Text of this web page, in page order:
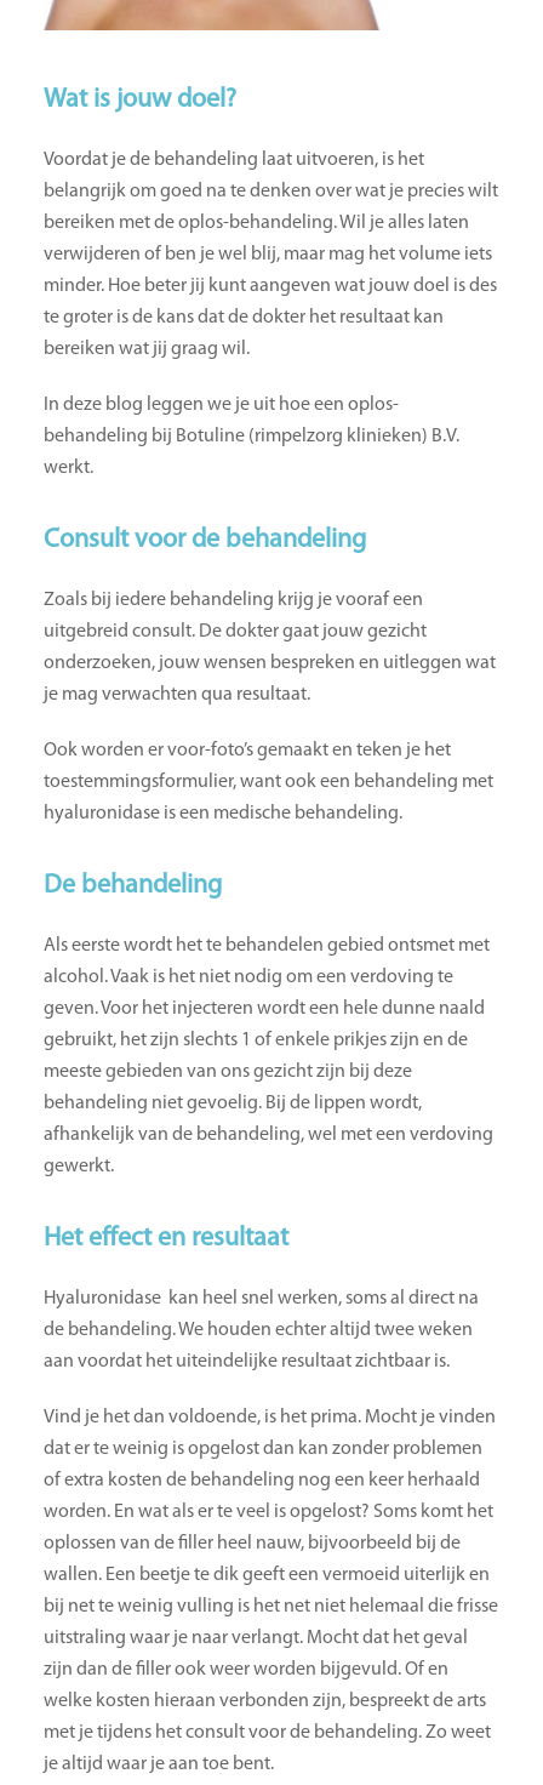
Wat is jouw doel?
Voordat je de behandeling laat uitvoeren, is het
belangrijk om goed na te denken over wat je precies wilt
bereiken met de oplos-behandeling. Wil je alles laten
verwijderen of ben je wel blij, maar mag het volume iets
minder. Hoe beter jij kunt aangeven wat jouw doel is des
te groter is de kans dat de dokter het resultaat kan
bereiken wat jij graag wil.
In deze blog leggen we je uit hoe een oplos-
behandeling bij Botuline (rimpelzorg klinieken) B.V.
werkt.
Consult voor de behandeling
Zoals bij iedere behandeling krijg je vooraf een
uitgebreid consult. De dokter gaat jouw gezicht
onderzoeken, jouw wensen bespreken en uitleggen wat
je mag verwachten qua resultaat.
Ook worden er voor-foto’s gemaakt en teken je het
toestemmingsformulier, want ook een behandeling met
hyaluronidase is een medische behandeling.
De behandeling
Als eerste wordt het te behandelen gebied ontsmet met
alcohol. Vaak is het niet nodig om een verdoving te
geven. Voor het injecteren wordt een hele dunne naald
gebruikt, het zijn slechts 1 of enkele prikjes zijn en de
meeste gebieden van ons gezicht zijn bij deze
behandeling niet gevoelig. Bij de lippen wordt,
afhankelijk van de behandeling, wel met een verdoving
gewerkt.
Het effect en resultaat
Hyaluronidase kan heel snel werken, soms al direct na
de behandeling. We houden echter altijd twee weken
aan voordat het uiteindelijke resultaat zichtbaar is.
Vind je het dan voldoende, is het prima. Mocht je vinden
dat er te weinig is opgelost dan kan zonder problemen
of extra kosten de behandeling nog een keer herhaald
worden. En wat als er te veel is opgelost? Soms komt het
oplossen van de filler heel nauw, bijvoorbeeld bij de
wallen. Een beetje te dik geeft een vermoeid uiterlijk en
bij net te weinig vulling is het net niet helemaal die frisse
uitstraling waar je naar verlangt. Mocht dat het geval
zijn dan de filler ook weer worden bijgevuld. Of en
welke kosten hieraan verbonden zijn, bespreekt de arts
met je tijdens het consult voor de behandeling. Zo weet
je altijd waar je aan toe bent.